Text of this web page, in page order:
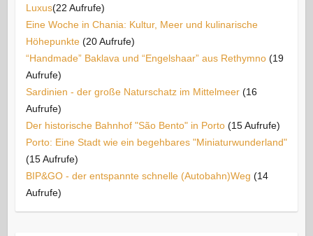
Luxus​(22 Aufrufe)
Eine Woche in Chania: Kultur, Meer und kulinarische
Höhepunkte (20 Aufrufe)
“Handmade” Baklava und “Engelshaar” aus Rethymno (19
Aufrufe)
Sardinien - der große Naturschatz im Mittelmeer (16
Aufrufe)
Der historische Bahnhof "São Bento" in Porto (15 Aufrufe)
Porto: Eine Stadt wie ein begehbares "Miniaturwunderland"
(15 Aufrufe)
BIP&GO - der entspannte schnelle (Autobahn)Weg (14
Aufrufe)